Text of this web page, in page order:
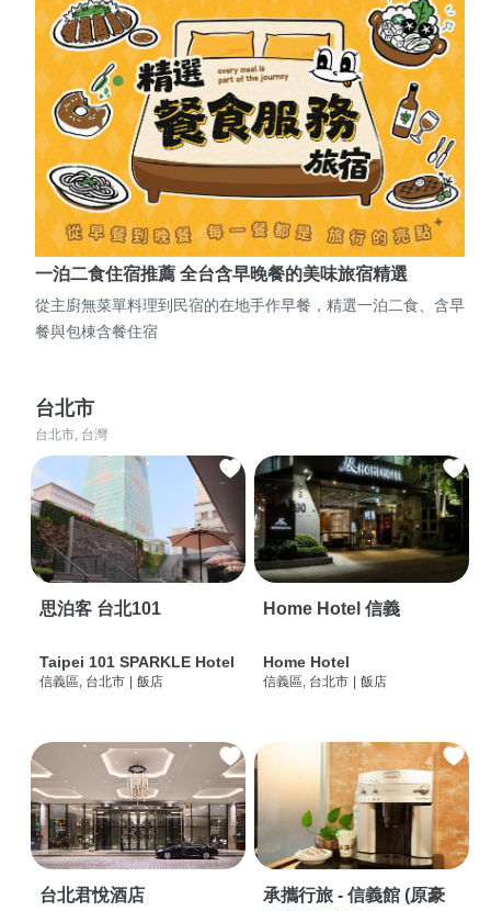
一泊二食住宿推薦 全台含早晚餐的美味旅宿精選
從主廚無菜單料理到民宿的在地手作早餐，精選一泊二食、含早
餐與包棟含餐住宿
台北市
台北市, 台灣
思泊客 台北101
Taipei 101 SPARKLE Hotel
信義區, 台北市 飯店
Home Hotel 信義
Home Hotel
信義區, 台北市 飯店
台北君悅酒店
承攜行旅 - 信義館 (原豪